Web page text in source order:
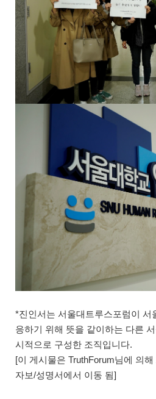
*진인서는 서울대트루스포럼이 서
응하기 위해 뜻을 같이하는 다른
시적으로 구성한 조직입니다.
[이 게시물은 TruthForum님에 의해
자보/성명서에서 이동 됨]